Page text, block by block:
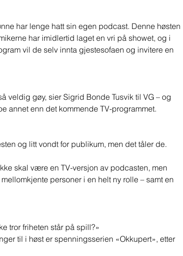
har lenge hatt sin egen podcast. Denne høsten
har imidlertid laget en vri på showet, og i
vil de selv innta gjestesofaen og invitere en
veldig gøy, sier Sigrid Bonde Tusvik til VG – og
annet enn det kommende TV-programmet.
og litt vondt for publikum, men det tåler de.
skal være en TV-versjon av podcasten, men
personer i en helt ny rolle – samt en
tror friheten står på spill?»
til i høst er spenningsserien «Okkupert», etter